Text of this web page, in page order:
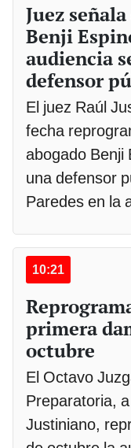
Juez
Benji
audiencia
defensor
El juez Raúl
fecha
abogado Benji
una defensor
Paredes en la
10:21
primera
octubre
El Octavo
Preparatoria,
Justiniano,